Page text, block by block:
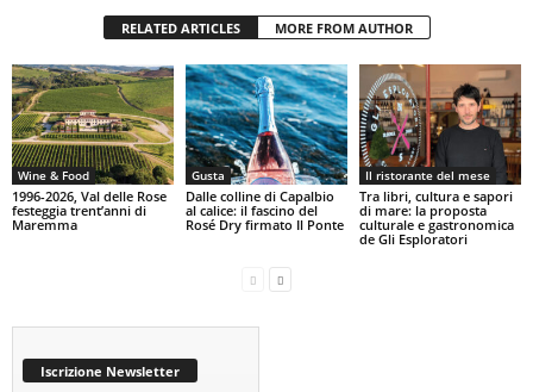
RELATED ARTICLES MORE FROM AUTHOR
Wine & Food
1996-2026, Val delle Rose
festeggia trent’anni di
Maremma
Gusta
Dalle colline di Capalbio
al calice: il fascino del
Rosé Dry firmato Il Ponte
Il ristorante del mese
Tra libri, cultura e sapori
di mare: la proposta
culturale e gastronomica
de Gli Esploratori
Iscrizione Newsletter